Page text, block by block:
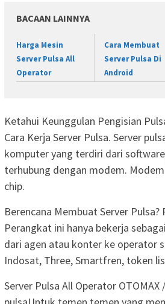
BACAAN LAINNYA
Harga Mesin
Server Pulsa All
Operator
Cara Membuat
Server Pulsa Di
Android
Ketahui Keunggulan Pengisian
Cara Kerja Server Pulsa. Server
komputer yang terdiri dari
terhubung dengan modem.
chip.
Berencana Membuat Server Pulsa?
Perangkat ini hanya bekerja
dari agen atau konter ke operator
Indosat, Three, Smartfren, token
Server Pulsa All Operator OTOMAX